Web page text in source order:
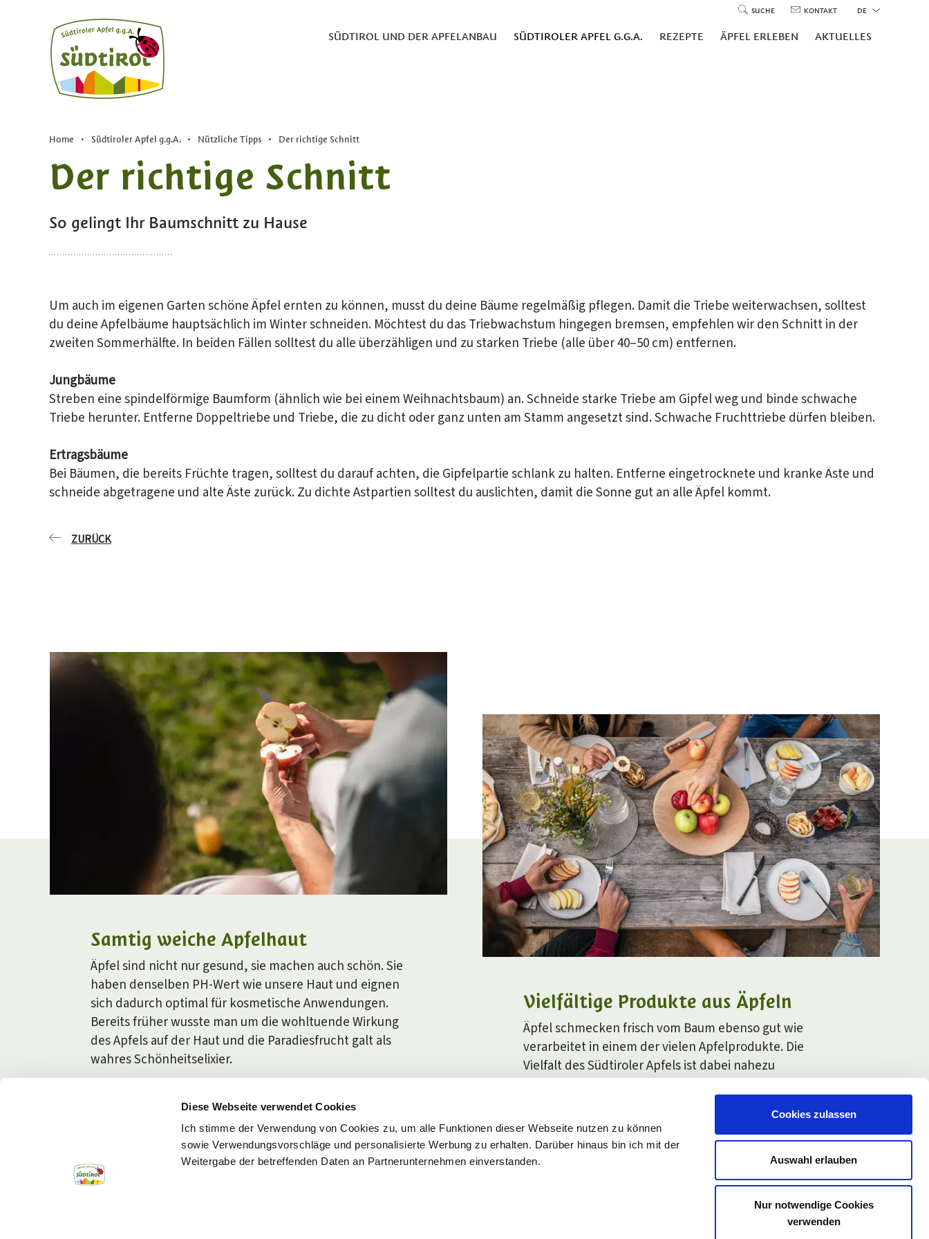
Diese Webseite verwendet Cookies
Ich stimme der Verwendung von Cookies zu, um alle Funktionen dieser Webseite nutzen zu können
sowie Verwendungsvorschläge und personalisierte Werbung zu erhalten. Darüber hinaus bin ich mit der
Weitergabe der betreffenden Daten an Partnerunternehmen einverstanden.
Cookies zulassen
Auswahl erlauben
Nur notwendige Cookies
verwenden
Newsletter
Vorname
Nachname
E-Mail
*= Pflichtfelder
SUCHE KONTAKT DE
SÜDTIROL UND DER APFELANBAU SÜDTIROLER APFEL G.G.A. REZEPTE ÄPFEL ERLEBEN AKTUELLES
Home • Südtiroler Apfel g.g.A. • Nützliche Tipps • Der richtige Schnitt
Der richtige Schnitt
So gelingt Ihr Baumschnitt zu Hause
Um auch im eigenen Garten schöne Äpfel ernten zu können, musst du deine Bäume regelmäßig pflegen. Damit die Triebe weiterwachsen, solltest
du deine Apfelbäume hauptsächlich im Winter schneiden. Möchtest du das Triebwachstum hingegen bremsen, empfehlen wir den Schnitt in der
zweiten Sommerhälfte. In beiden Fällen solltest du alle überzähligen und zu starken Triebe (alle über 40–50 cm) entfernen.
Jungbäume
Streben eine spindelförmige Baumform (ähnlich wie bei einem Weihnachtsbaum) an. Schneide starke Triebe am Gipfel weg und binde schwache
Triebe herunter. Entferne Doppeltriebe und Triebe, die zu dicht oder ganz unten am Stamm angesetzt sind. Schwache Fruchttriebe dürfen bleiben.
Ertragsbäume
Bei Bäumen, die bereits Früchte tragen, solltest du darauf achten, die Gipfelpartie schlank zu halten. Entferne eingetrocknete und kranke Äste und
schneide abgetragene und alte Äste zurück. Zu dichte Astpartien solltest du auslichten, damit die Sonne gut an alle Äpfel kommt.
ZURÜCK
Samtig weiche Apfelhaut
Äpfel sind nicht nur gesund, sie machen auch schön. Sie
haben denselben PH-Wert wie unsere Haut und eignen
sich dadurch optimal für kosmetische Anwendungen.
Bereits früher wusste man um die wohltuende Wirkung
des Apfels auf der Haut und die Paradiesfrucht galt als
wahres Schönheitselixier.
ALLES FÜR DIE SCHÖNHEIT
Vielfältige Produkte aus Äpfeln
Äpfel schmecken frisch vom Baum ebenso gut wie
verarbeitet in einem der vielen Apfelprodukte. Die
Vielfalt des Südtiroler Apfels ist dabei nahezu
grenzenlos.
DER ALLESKÖNNER